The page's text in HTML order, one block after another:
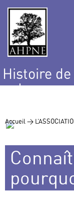
Histoire
nature
Accueil >